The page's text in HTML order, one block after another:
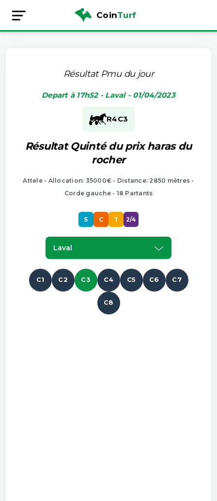
CoinTurf
Résultat Pmu du jour
Depart à 17h52 - Laval - 01/04/2023
R4C3
Résultat Quinté du prix haras du
rocher
Attele - Allocation: 35000€ - Distance: 2850 mètres -
Corde gauche - 18 Partants
S C T 2/4
Laval
C1 C2 C3 C4 C5 C6 C7
C8